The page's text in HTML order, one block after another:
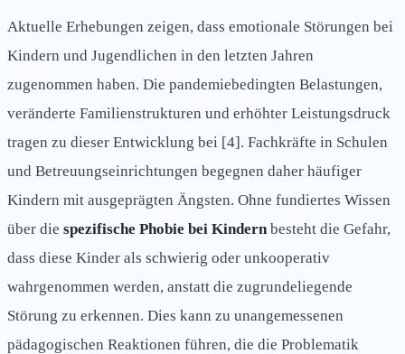
Aktuelle Erhebungen zeigen, dass emotionale Störungen bei
Kindern und Jugendlichen in den letzten Jahren
zugenommen haben. Die pandemiebedingten Belastungen,
veränderte Familienstrukturen und erhöhter Leistungsdruck
tragen zu dieser Entwicklung bei [4]. Fachkräfte in Schulen
und Betreuungseinrichtungen begegnen daher häufiger
Kindern mit ausgeprägten Ängsten. Ohne fundiertes Wissen
über die spezifische Phobie bei Kindernbesteht die Gefahr,
dass diese Kinder als schwierig oder unkooperativ
wahrgenommen werden, anstatt die zugrundeliegende
Störung zu erkennen. Dies kann zu unangemessenen
pädagogischen Reaktionen führen, die die Problematik